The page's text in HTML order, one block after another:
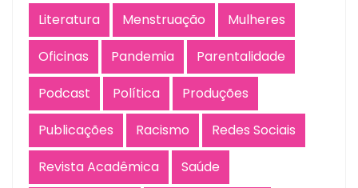
Literatura
Menstruação
Mulheres
Oficinas
Pandemia
Parentalidade
Podcast
Política
Produções
Publicações
Racismo
Redes Sociais
Revista Acadêmica
Saúde